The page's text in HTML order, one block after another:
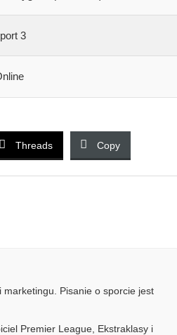
3
Threads Copy
Pisanie o sporcie jest
Premier League, Ekstraklasy i